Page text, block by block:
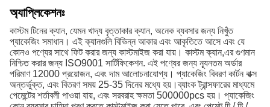
অ্যাপ্লিকেশনঃ
কাস্টম টিনের ক্যান, যেমন খাদ্য বৃত্তাকার ক্যান, অনেক ব্যবসার জন্য নিখুঁত
প্যাকেজিং সমাধান। এই ক্যানগুলি বিভিন্ন আকার এবং আকৃতিতে আসে এবং যে
কোনও পণ্যের সাথে ফিট করার জন্য কাস্টমাইজ করা যায়। কাস্টম ক্যান,এর গুণমান
নিশ্চিত করার জন্য ISO9001 সার্টিফিকেশন. এই পণ্যের জন্য ন্যূনতম অর্ডার
পরিমাণ 12000 প্রয়োজন, এবং দাম আলোচনাযোগ্য। প্যাকেজিং বিবরণ কার্টন বাক্স
অন্তর্ভুক্ত, এবং বিতরণ সময় 25-35 দিনের মধ্যে হয়।ব্যাংক ট্রান্সফারের মাধ্যমে
পেমেন্টের শর্তাবলী পাওয়া যায়, এবং সরবরাহ ক্ষমতা 500000pcs হয়। প্যাকেজিং